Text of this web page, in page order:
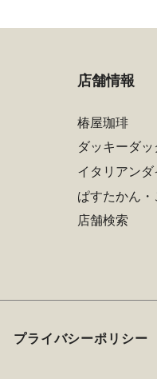
店舗情報
椿屋珈琲
ダッキーダッ
イタリアン
ぱすたかん・
店舗検索
プライバシーポリシー